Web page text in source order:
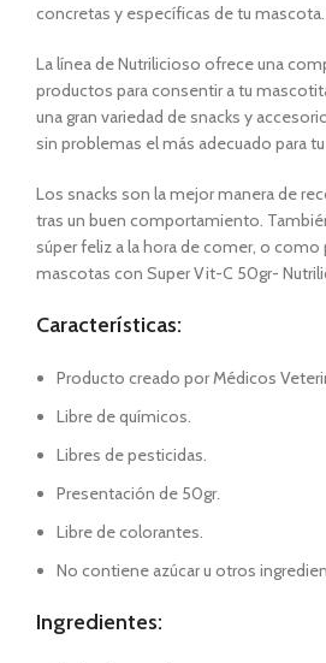
concretas y específicas de tu mascota.
La línea de Nutrilicioso ofrece una
productos para consentir a tu
una gran variedad de snacks y
sin problemas el más adecuado para
Los snacks son la mejor manera de
tras un buen comportamiento.
súper feliz a la hora de comer, o como
mascotas con Super Vit-C 50gr-
Características:
Producto creado por Médicos
Libre de químicos.
Libres de pesticidas.
Presentación de 50gr.
Libre de colorantes.
No contiene azúcar u otros
Ingredientes: